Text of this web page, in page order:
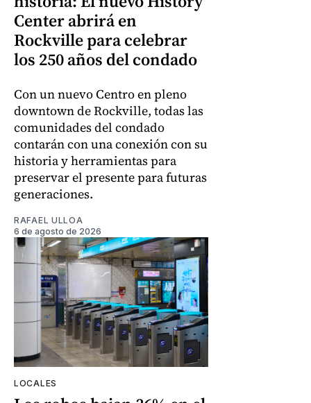
Center abrirá en
Rockville para celebrar
los 250 años del condado
Con un nuevo Centro en pleno
downtown de Rockville, todas las
comunidades del condado
contarán con una conexión con su
historia y herramientas para
preservar el presente para futuras
generaciones.
RAFAEL ULLOA
6 de agosto de 2026
LOCALES